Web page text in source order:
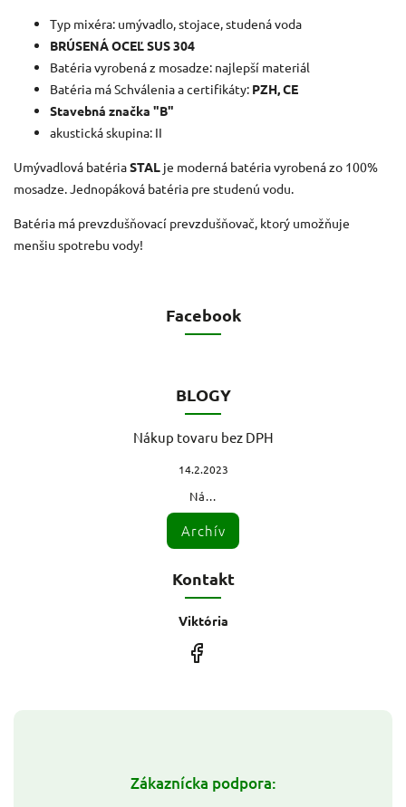
Typ mixéra: umývadlo, stojace, studená voda
BRÚSENÁ OCEĽ SUS 304
Batéria vyrobená z mosadze: najlepší materiál
Batéria má Schválenia a certifikáty: PZH, CE
Stavebná značka "B"
akustická skupina: II
Umývadlová batériaSTAL je moderná batéria vyrobená zo 100%
mosadze. Jednopáková batéria pre studenú vodu.
Batéria má prevzdušňovací prevzdušňovač, ktorý umožňuje
menšiu spotrebu vody!
Zákaznícka podpora:
Facebook
BLOGY
Nákup tovaru bez DPH
14.2.2023
Ná...
Archív
Kontakt
Viktória